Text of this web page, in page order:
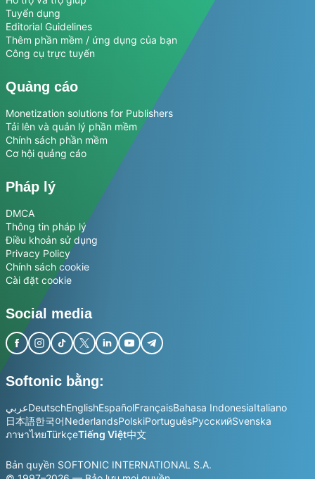
Tuyển dụng
Editorial Guidelines
Thêm phần mềm / ứng dụng của bạn
Công cụ trực tuyến
Quảng cáo
Monetization solutions for Publishers
Tải lên và quản lý phần mềm
Chính sách phần mềm
Cơ hội quảng cáo
Pháp lý
DMCA
Thông tin pháp lý
Điều khoản sử dụng
Privacy Policy
Chính sách cookie
Cài đặt cookie
Social media
Softonic bằng:
عربيDeutschEnglishEspañolFrançaisBahasa IndonesiaItaliano
日本語한국어NederlandsPolskiPortuguêsРусскийSvenska
ภาษาไทยTürkçeTiếng Việt中文
Bản quyền SOFTONIC INTERNATIONAL S.A.